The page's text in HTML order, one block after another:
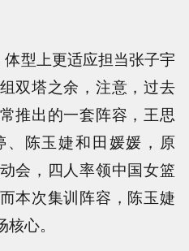
型上更适应担当张子宇
双塔之余，注意，过去
推出的一套阵容，王思
陈玉婕和田媛媛，原
会，四人率领中国女篮
本次集训阵容，陈玉婕
心。